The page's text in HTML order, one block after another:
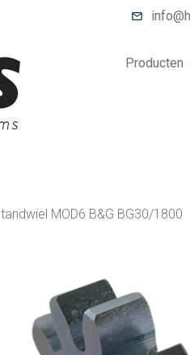
Producten
tandwiel MOD6 B&G BG30/1800